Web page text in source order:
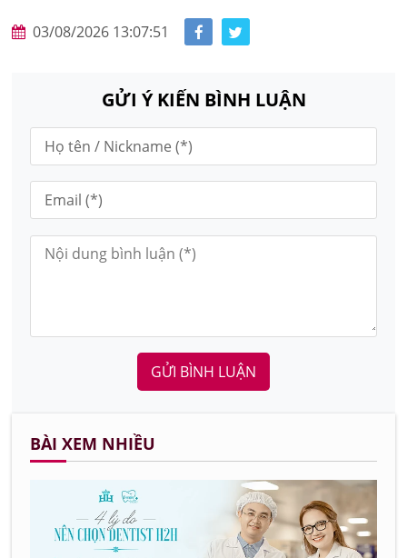
03/08/2026 13:07:51
GỬI Ý KIẾN BÌNH LUẬN
GỬI BÌNH LUẬN
BÀI XEM NHIỀU